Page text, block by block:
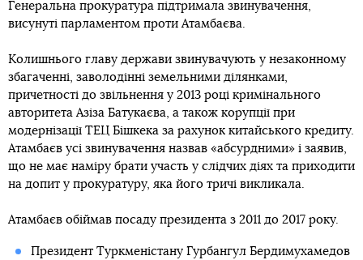
Генеральна прокуратура підтримала звинувачення,
висунуті парламентом проти Атамбаєва.
Колишнього главу держави звинувачують у незаконному
збагаченні, заволодінні земельними ділянками,
причетності до звільнення у 2013 році кримінального
авторитета Азіза Батукаєва, а також корупції при
модернізації ТЕЦ Бішкека за рахунок китайського кредиту.
Атамбаєв усі звинувачення назвав «абсурдними» і заявив,
що не має наміру брати участь у слідчих діях та приходити
на допит у прокуратуру, яка його тричі викликала.
Атамбаєв обіймав посаду президента з 2011 до 2017 року.
Президент Туркменістану Гурбангул Бердимухамедов